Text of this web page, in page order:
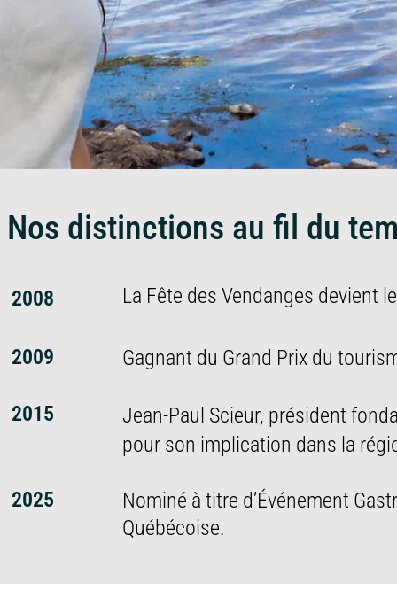
Nos distinctions au fil du
2008 La Fête des Vendanges devient
2009 Gagnant du Grand Prix du
2015
Jean-Paul Scieur, président
pour son implication dans la
2025
Nominé à titre d’Événement
Québécoise.